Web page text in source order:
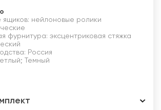
нейлоновые ролики
фурнитура: эксцентриковая стяжка
Россия
Темный